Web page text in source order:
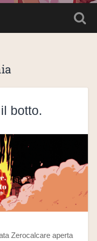
botto.
Zerocalcare aperta